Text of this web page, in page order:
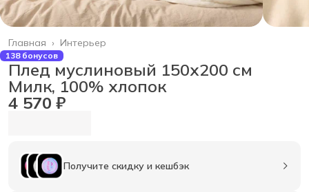
Интерьер
Главная ›
138 бонусов
Плед муслиновый 150x200 см
Милк, 100% хлопок
4 570 ₽
Получите скидку и кешбэк